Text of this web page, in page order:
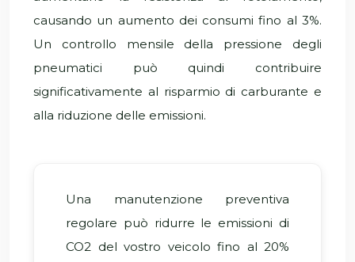
causando un aumento dei consumi fino al 3%.
Un controllo mensile della pressione degli
pneumatici può quindi contribuire
significativamente al risparmio di carburante e
alla riduzione delle emissioni.
Una manutenzione preventiva
regolare può ridurre le emissioni di
CO2 del vostro veicolo fino al 20%